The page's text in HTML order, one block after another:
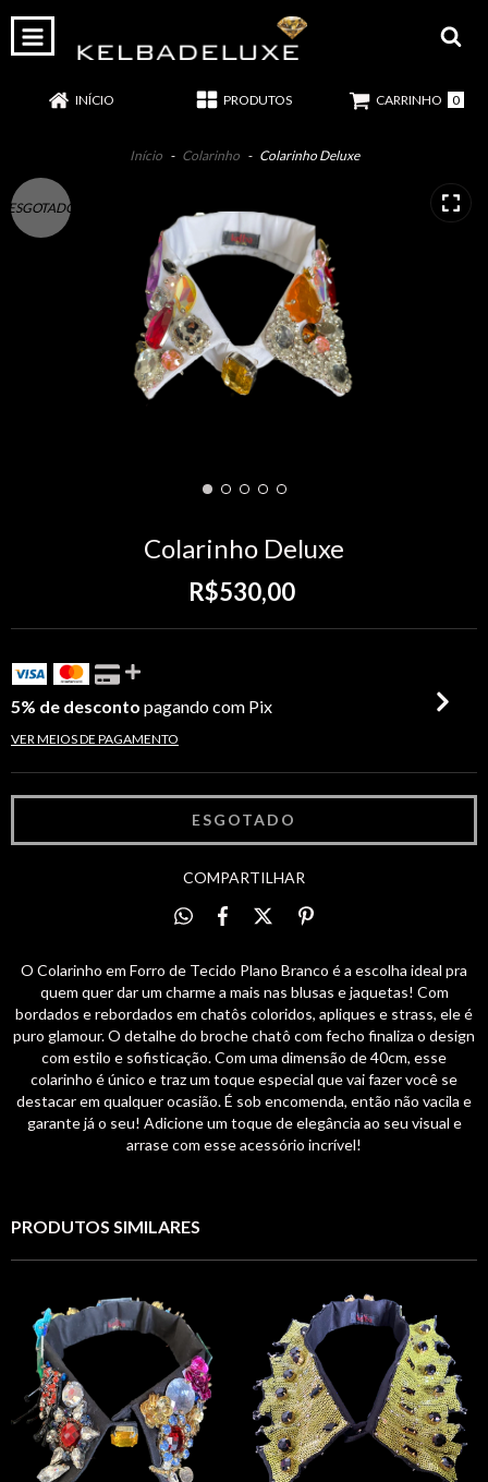
INÍCIO PRODUTOS CARRINHO 0
Início - Colarinho - Colarinho Deluxe
ESGOTADO
Colarinho Deluxe
R$530,00
5% de desconto pagando com Pix
VER MEIOS DE PAGAMENTO
COMPARTILHAR
O Colarinho em Forro de Tecido Plano Branco é a escolha ideal pra
quem quer dar um charme a mais nas blusas e jaquetas! Com
bordados e rebordados em chatôs coloridos, apliques e strass, ele é
puro glamour. O detalhe do broche chatô com fecho finaliza o design
com estilo e sofisticação. Com uma dimensão de 40cm, esse
colarinho é único e traz um toque especial que vai fazer você se
destacar em qualquer ocasião. É sob encomenda, então não vacila e
garante já o seu! Adicione um toque de elegância ao seu visual e
arrase com esse acessório incrível!
PRODUTOS SIMILARES